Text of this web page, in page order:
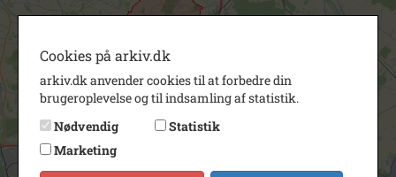
Cookies på arkiv.dk
arkiv.dk anvender cookies til at forbedre din
brugeroplevelse og til indsamling af statistik.
Nødvendig
Statistik
Marketing